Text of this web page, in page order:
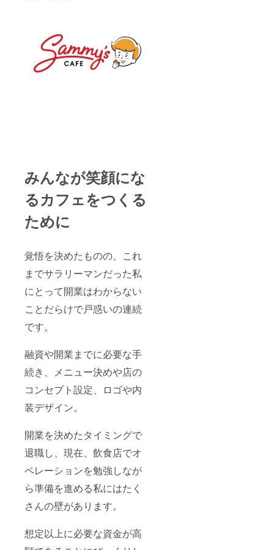
みんなが笑顔にな
るカフェをつくる
ために
覚悟を決めたものの、これ
までサラリーマンだった私
にとって開業はわからない
ことだらけで戸惑いの連続
です。
融資や開業までに必要な手
続き、メニュー決めや店の
コンセプト設定、ロゴや内
装デザイン。
開業を決めたタイミングで
退職し、現在、飲食店でオ
ペレーションを勉強しなが
ら準備を進める私にはたく
さんの壁があります。
想定以上に必要な資金が高